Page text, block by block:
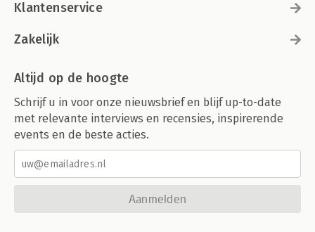
Klantenservice
Zakelijk
Altijd op de hoogte
Schrijf u in voor onze nieuwsbrief en blijf up-to-date
met relevante interviews en recensies, inspirerende
events en de beste acties.
Aanmelden